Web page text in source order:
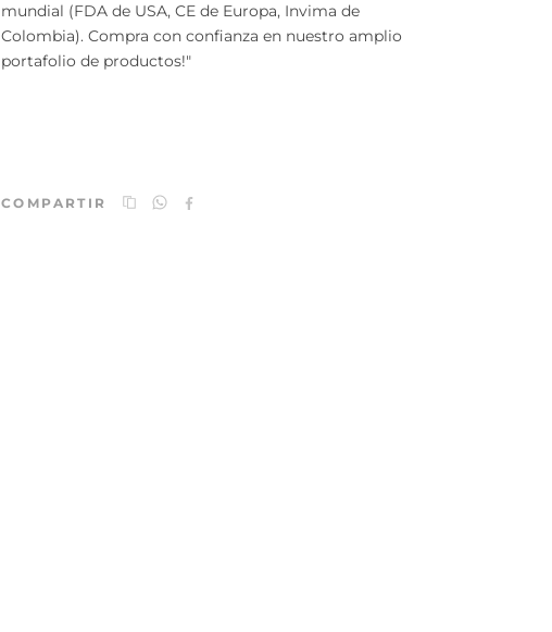
mundial (FDA de USA, CE de Europa, Invima de
Colombia). Compra con confianza en nuestro amplio
portafolio de productos!"
COMPARTIR